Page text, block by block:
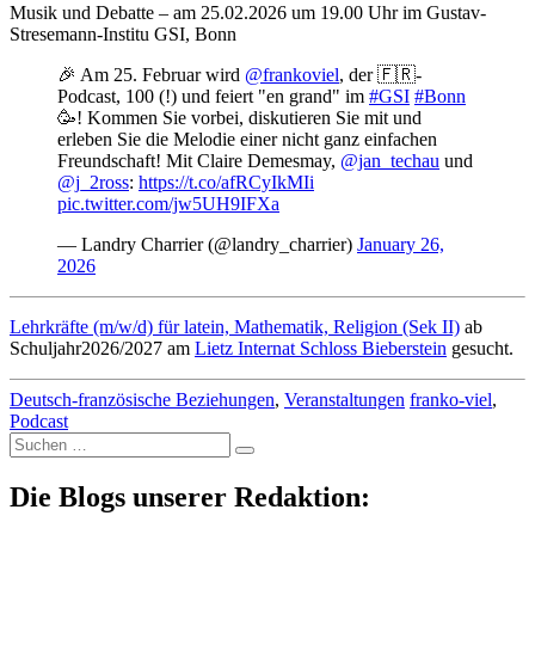
Musik und Debatte – am 25.02.2026 um 19.00 Uhr im Gustav-
Stresemann-Institu GSI, Bonn
🎉 Am 25. Februar wird @frankoviel, der 🇫🇷-
Podcast, 100 (!) und feiert "en grand" im #GSI #Bonn
🥳! Kommen Sie vorbei, diskutieren Sie mit und
erleben Sie die Melodie einer nicht ganz einfachen
Freundschaft! Mit Claire Demesmay, @jan_techau und
@j_2ross: https://t.co/afRCyIkMIi
pic.twitter.com/jw5UH9IFXa
— Landry Charrier (@landry_charrier) January 26,
2026
Lehrkräfte (m/w/d) für latein, Mathematik, Religion (Sek II) ab
Schuljahr2026/2027 am Lietz Internat Schloss Bieberstein gesucht.
Deutsch-französische Beziehungen, Veranstaltungen franko-viel,
Podcast
Suche
nach:
Die Blogs unserer Redaktion: